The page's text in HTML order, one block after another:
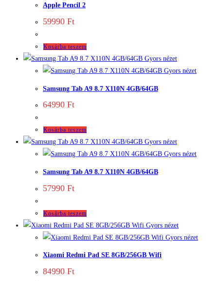
Apple Pencil 2
59990 Ft
Kosárba teszem
Gyors nézet
Gyors nézet
Samsung Tab A9 8.7 X110N 4GB/64GB
64990 Ft
Kosárba teszem
Gyors nézet
Gyors nézet
Samsung Tab A9 8.7 X110N 4GB/64GB
57990 Ft
Kosárba teszem
Gyors nézet
Gyors nézet
Xiaomi Redmi Pad SE 8GB/256GB Wifi
84990 Ft